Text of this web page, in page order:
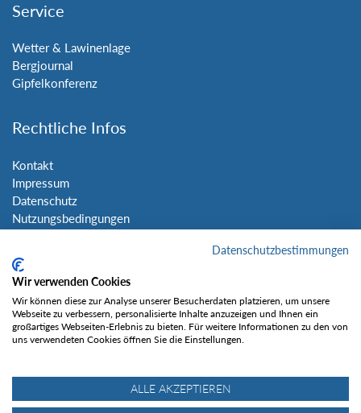
Service
Wetter & Lawinenlage
Bergjournal
Gipfelkonferenz
Rechtliche Infos
Kontakt
Impressum
Datenschutz
Nutzungsbedingungen
Social Media
Gefällt mir
Datenschutzbestimmungen
Wir verwenden Cookies
Wir können diese zur Analyse unserer Besucherdaten platzieren, um unsere
Webseite zu verbessern, personalisierte Inhalte anzuzeigen und Ihnen ein
großartiges Webseiten-Erlebnis zu bieten. Für weitere Informationen zu den von
uns verwendeten Cookies öffnen Sie die Einstellungen.
ALLE AKZEPTIEREN